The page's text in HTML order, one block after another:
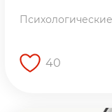
40